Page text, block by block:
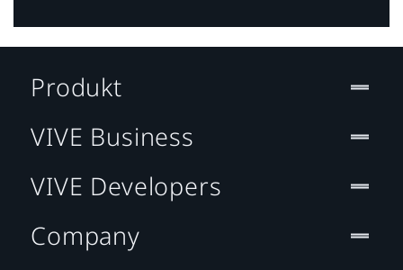
Produkt
VIVE Business
VIVE Developers
Company